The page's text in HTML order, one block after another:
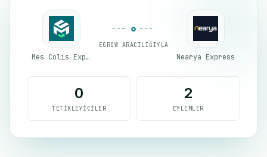
Mes Colis Express
EGROW ARACILIĞIYLA
Nearya Express
0
TETIKLEYICILER
2
EYLEMLER